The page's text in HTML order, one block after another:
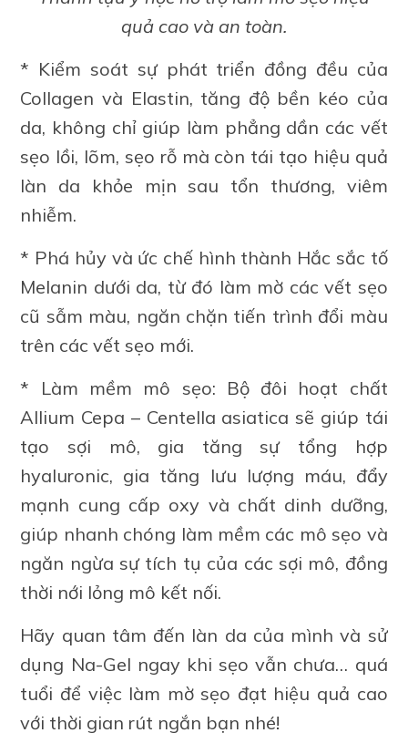
quả cao và an toàn.
* Kiểm soát sự phát triển đồng đều của
Collagen và Elastin, tăng độ bền kéo của
da, không chỉ giúp làm phẳng dần các vết
sẹo lồi, lõm, sẹo rỗ mà còn tái tạo hiệu quả
làn da khỏe mịn sau tổn thương, viêm
nhiễm.
* Phá hủy và ức chế hình thành Hắc sắc tố
Melanin dưới da, từ đó làm mờ các vết sẹo
cũ sẫm màu, ngăn chặn tiến trình đổi màu
trên các vết sẹo mới.
* Làm mềm mô sẹo: Bộ đôi hoạt chất
Allium Cepa – Centella asiatica sẽ giúp tái
tạo sợi mô, gia tăng sự tổng hợp
hyaluronic, gia tăng lưu lượng máu, đẩy
mạnh cung cấp oxy và chất dinh dưỡng,
giúp nhanh chóng làm mềm các mô sẹo và
ngăn ngừa sự tích tụ của các sợi mô, đồng
thời nới lỏng mô kết nối.
Hãy quan tâm đến làn da của mình và sử
dụng Na-Gel ngay khi sẹo vẫn chưa… quá
tuổi để việc làm mờ sẹo đạt hiệu quả cao
với thời gian rút ngắn bạn nhé!